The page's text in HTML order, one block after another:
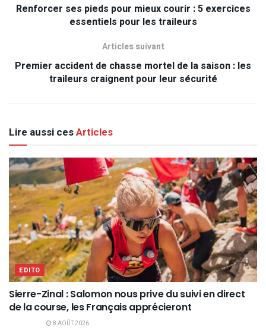
Renforcer ses pieds pour mieux courir : 5 exercices
essentiels pour les traileurs
Articles suivant
Premier accident de chasse mortel de la saison : les
traileurs craignent pour leur sécurité
Lire aussi cesArticles
EDITO
Sierre-Zinal : Salomon nous prive du suivi en direct
de la course, les Français apprécieront
8 AOÛT 2026